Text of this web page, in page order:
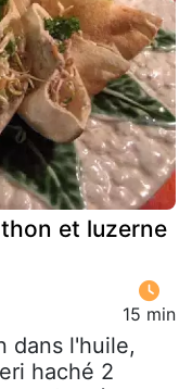
et luzerne
15 min
dans l'huile,
haché 2